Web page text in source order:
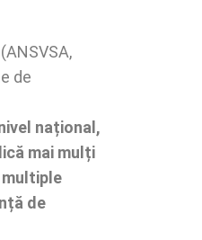
de
național,
mai mulți
de